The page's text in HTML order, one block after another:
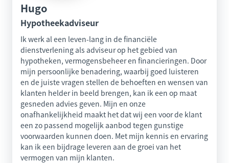
Hugo
Hypotheekadviseur
Ik werk al een leven-lang in de financiële
dienstverlening als adviseur op het gebied van
hypotheken, vermogensbeheer en financieringen. Door
mijn persoonlijke benadering, waarbij goed luisteren
en de juiste vragen stellen de behoeften en wensen van
klanten helder in beeld brengen, kan ik een op maat
gesneden advies geven. Mijn en onze
onafhankelijkheid maakt het dat wij een voor de klant
een zo passend mogelijk aanbod tegen gunstige
voorwaarden kunnen doen. Met mijn kennis en ervaring
kan ik een bijdrage leveren aan de groei van het
vermogen van mijn klanten.